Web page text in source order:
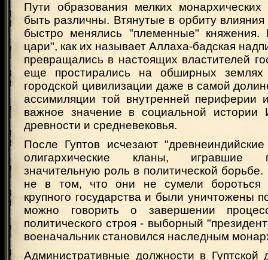
Пути образования мелких монархических
быть различны. Втянутые в орбиту
быстро менялись "племенные"
цари", как их называет Аллаха-бадская
превращались в настоящих властителей
еще простирались на обширных
городской цивилизации даже в самой
ассимиляции той внутренней периферии
важное значение в социальной
древности и средневековья.
После Гуптов исчезают
олигархические кланы, игравшие
значительную роль в политической
не в том, что они не сумели бороться
крупного государства и были уничтожены
можно говорить о завершении
политического строя - выборный
военачальник становился наследным
Административные должности в Гуптской